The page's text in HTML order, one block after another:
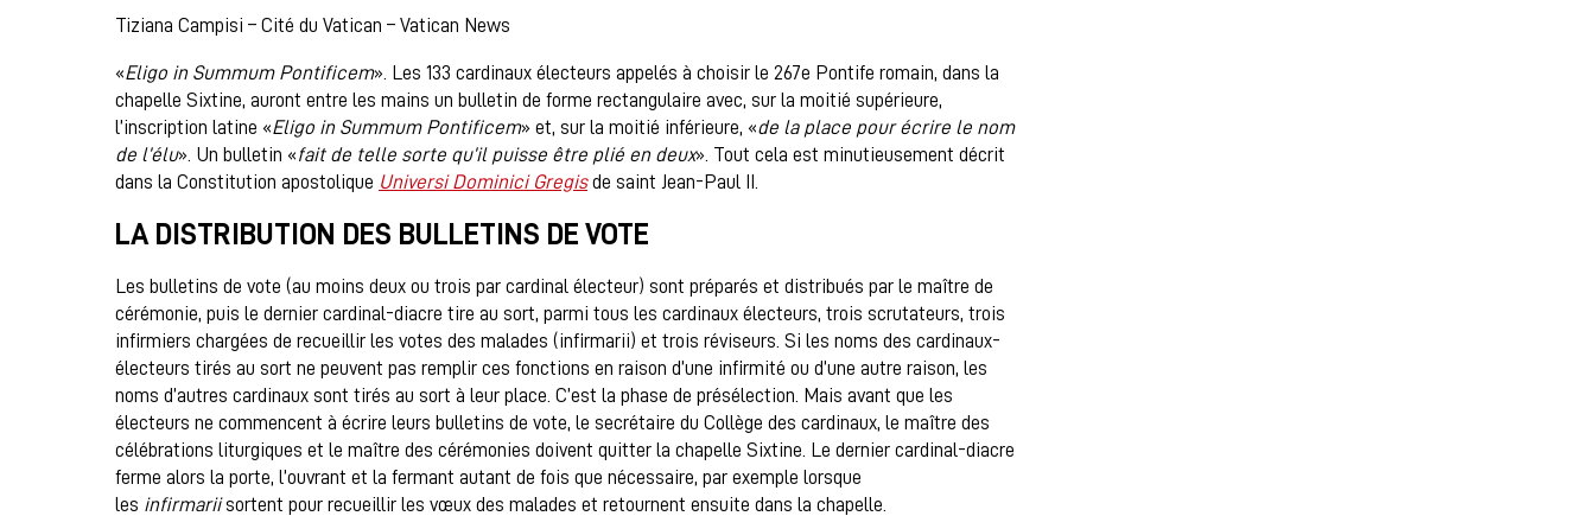
Tiziana Campisi – Cité du Vatican – Vatican News
«Eligo in Summum Pontificem». Les 133 cardinaux électeurs appelés à choisir le 267e Pontife romain, dans la
chapelle Sixtine, auront entre les mains un bulletin de forme rectangulaire avec, sur la moitié supérieure,
l’inscription latine «Eligo in Summum Pontificem» et, sur la moitié inférieure, «de la place pour écrire le nom
de l’élu». Un bulletin «fait de telle sorte qu’il puisse être plié en deux». Tout cela est minutieusement décrit
dans la Constitution apostolique Universi Dominici Gregisde saint Jean-Paul II.
LA DISTRIBUTION DES BULLETINS DE VOTE
Les bulletins de vote (au moins deux ou trois par cardinal électeur) sont préparés et distribués par le maître de
cérémonie, puis le dernier cardinal-diacre tire au sort, parmi tous les cardinaux électeurs, trois scrutateurs, trois
infirmiers chargées de recueillir les votes des malades (infirmarii) et trois réviseurs. Si les noms des cardinaux-
électeurs tirés au sort ne peuvent pas remplir ces fonctions en raison d’une infirmité ou d’une autre raison, les
noms d’autres cardinaux sont tirés au sort à leur place. C’est la phase de présélection. Mais avant que les
électeurs ne commencent à écrire leurs bulletins de vote, le secrétaire du Collège des cardinaux, le maître des
célébrations liturgiques et le maître des cérémonies doivent quitter la chapelle Sixtine. Le dernier cardinal-diacre
ferme alors la porte, l’ouvrant et la fermant autant de fois que nécessaire, par exemple lorsque
les infirmariisortent pour recueillir les vœux des malades et retournent ensuite dans la chapelle.